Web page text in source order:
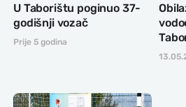
U Taborištu poginuo 37-
godišnji vozač
Prije 5 godina